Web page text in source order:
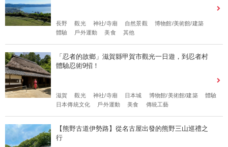
長野 觀光 神社/寺廟 自然景觀
博物館/美術館/建築
體驗
戶外運動 美食 其他
「忍者的故鄉」滋賀縣甲賀市觀光一日遊，到忍者村
體驗忍術9招！
滋賀 觀光 神社/寺廟 日本城 博物館/美術館/建築
體驗
日本傳統文化
戶外運動 美食 傳統工藝
【熊野古道伊勢路】從名古屋出發的熊野三山巡禮之
行